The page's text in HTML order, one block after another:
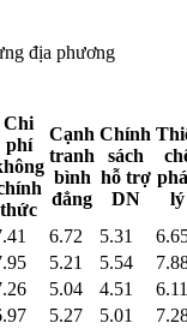
địa phương
Chi
phí
thức
Cạnh
tranh
bình
đẳng
Chính
sách
hỗ trợ
DN
lý
6.72 5.31
5.21 5.54
5.04 4.51
6.11
5.27 5.01